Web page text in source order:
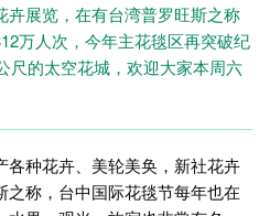
展览，在有台湾普罗旺斯之称
万人次，今年主花毯区再突破纪
尺的太空花城，欢迎大家本周六
各种花卉、美轮美奂，新社花卉
称，台中国际花毯节每年也在